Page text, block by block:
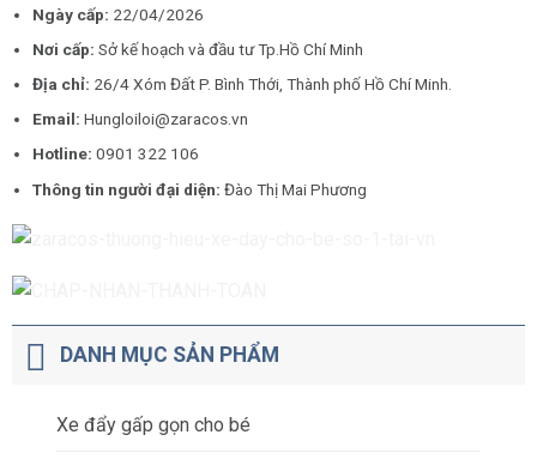
Ngày cấp: 22/04/2026
Nơi cấp:Sở kế hoạch và đầu tư Tp.Hồ Chí Minh
Địa chỉ: 26/4 Xóm Đất P. Bình Thới, Thành phố Hồ Chí Minh.
Email:Hungloiloi@zaracos.vn
Hotline:0901 322 106
Thông tin người đại diện:Đào Thị Mai Phương
DANH MỤC SẢN PHẨM
Xe đẩy gấp gọn cho bé